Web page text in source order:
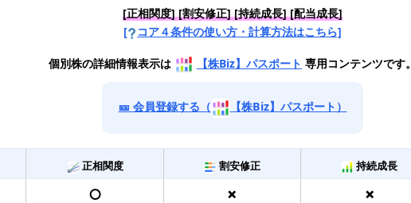
[正相関度] [割安修正] [持続成長] [配当成長]
[
コア４条件の使い方・計算方法はこちら]
個別株の詳細情報表示は 【株Biz】パスポート 専用コンテンツです
🎫 会員登録する（ 【株Biz】パスポート）
正相関度 割安修正
持続成長
⭕️ ❌ ❌